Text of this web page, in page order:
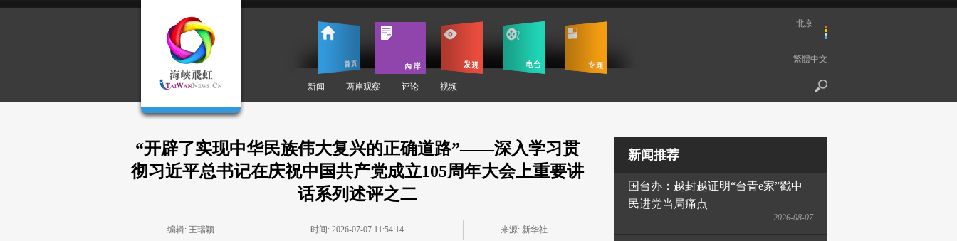
新闻 两岸观察 评论 视频
北京
繁體中文
“开辟了实现中华民族伟大复兴的正确道路”——深入学习贯
彻习近平总书记在庆祝中国共产党成立105周年大会上重要讲
话系列述评之二
编辑: 王瑞颖 时间: 2026-07-07 11:54:14 来源: 新华社
新闻推荐
国台办：越封越证明“台青e家”戳中
民进党当局痛点
2026-08-07